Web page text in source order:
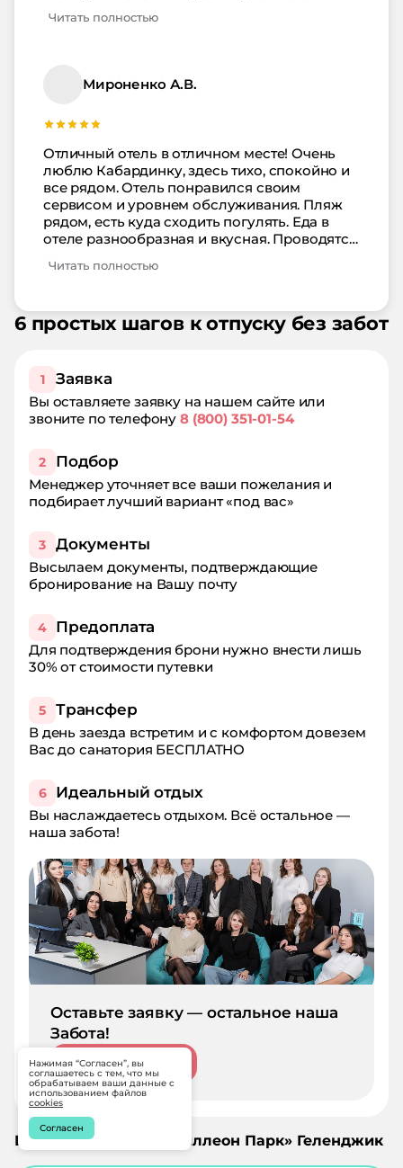
Кстати совсем рядом с отелем тоже
заняться. Тренажеры, сауна, бассейны,
вкусные коктейли. В общем отдых прошел
Читать полностью
Мироненко А.В.
Отличный отель в отличном месте! Очень
люблю Кабардинку, здесь тихо, спокойно и
все рядом. Отель понравился своим
сервисом и уровнем обслуживания. Пляж
рядом, есть куда сходить погулять. Еда в
отеле разнообразная и вкусная. Проводятся
чистые бассейны. Спасибо вам за хорошо
Читать полностью
6 простых шагов к отпуску без забот
1 Заявка
Вы оставляете заявку на нашем сайте или
звоните по телефону8 (800) 351-01-54
2 Подбор
Менеджер уточняет все ваши пожелания и
подбирает лучший вариант «под вас»
3 Документы
Высылаем документы, подтверждающие
бронирование на Вашу почту
4 Предоплата
Для подтверждения брони нужно внести лишь
30% от стоимости путевки
5 Трансфер
В день заезда встретим и с комфортом довезем
Вас до санатория БЕСПЛАТНО
6 Идеальный отдых
Вы наслаждаетесь отдыхом. Всё остальное —
наша забота!
Оставьте заявку — остальное наша
Забота!
Оставить заявку
Цены на2026 Ахиллеон Парк» Геленджик
Нажимая “Согласен”, вы
соглашаетесь с тем, что мы
обрабатываем ваши данные с
использованием файлов
cookies
Согласен